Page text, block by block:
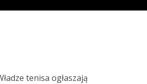
tenisa ogłaszają